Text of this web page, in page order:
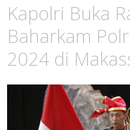
Kapolri Buka
Baharkam
2024 di